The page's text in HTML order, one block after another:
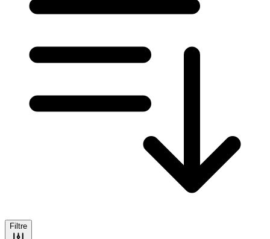
Filtre